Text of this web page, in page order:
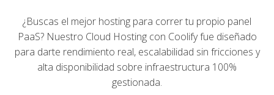
¿Buscas el mejor hosting para correr tu propio panel
PaaS? Nuestro Cloud Hosting con Coolify fue diseñado
para darte rendimiento real, escalabilidad sin fricciones y
alta disponibilidad sobre infraestructura 100%
gestionada.